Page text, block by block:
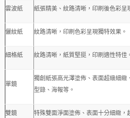
雲波紙 紙張精美、紋路清晰，印刷後色彩呈
儷紋紙 紋路清晰，印刷色彩呈現獨特效果。
細格紙 紋路清晰，紙質堅挺，印刷適性特佳
單鏡
獨創紙張高光澤塗佈、表面超級細緻
型錄、海報等。
雙鏡 特殊雙面淨面塗佈、表面十分細緻，